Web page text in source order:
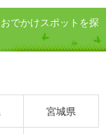
でかけスポットを探
宮城県